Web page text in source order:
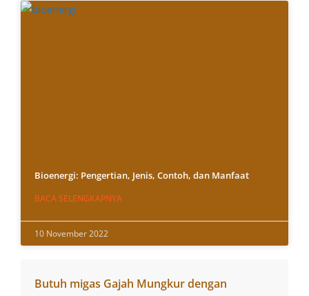
Bioenergi: Pengertian, Jenis, Contoh, dan Manfaat
BACA SELENGKAPNYA
10 November 2022
Butuh migas Gajah Mungkur dengan